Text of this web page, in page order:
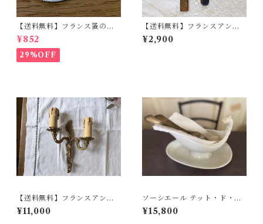
【送料無料】フランス蚤の
市 ドイリー レース ブル
ーピンク 刺繍 【165-18】
【フランスバイヤーセレクト
品】
¥852
29%OFF
【送料無料】フランスアンテ
ィーク コルヌ サラダ カ
トラリー サーバーセット
¥2,900
【送料無料】フランスアンテ
ィーク ウォールランプ ２
灯 ブロンズ照明 ロココ装
¥11,000
ソーシエール テット・ド・リ
オン ナポレオンスタイル フラ
ンス アンティーク 【V-116】
¥15,800